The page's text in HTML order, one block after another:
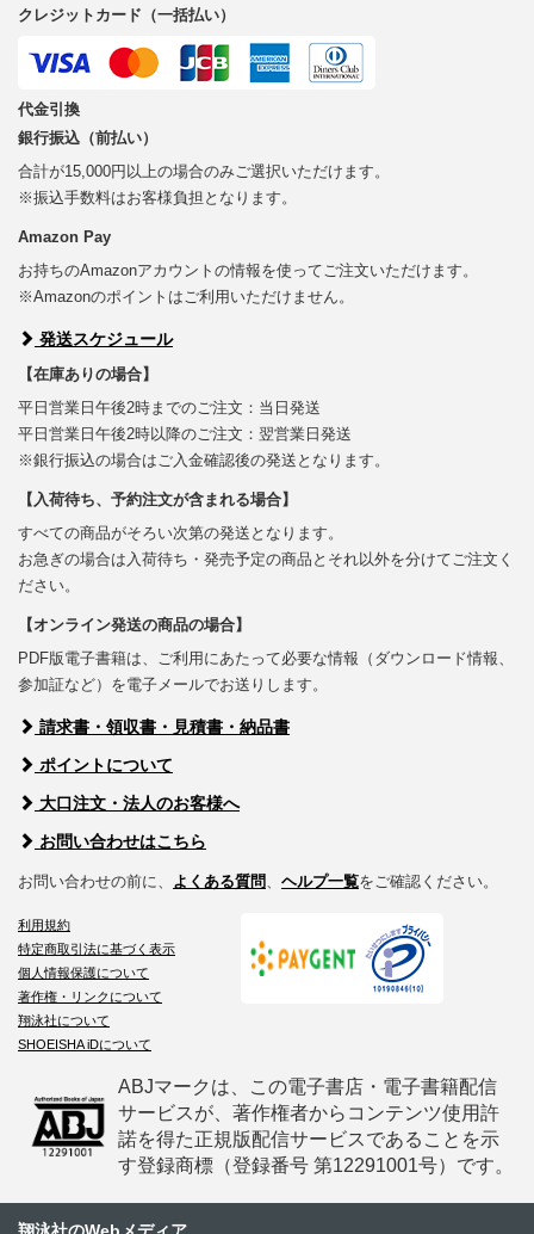
クレジットカード（一括払い）
代金引換
銀行振込（前払い）
合計が15,000円以上の場合のみご選択いただけます。
※振込手数料はお客様負担となります。
Amazon Pay
お持ちのAmazonアカウントの情報を使ってご注文いただけます。
※Amazonのポイントはご利用いただけません。
発送スケジュール
【在庫ありの場合】
平日営業日午後2時までのご注文：当日発送
平日営業日午後2時以降のご注文：翌営業日発送
※銀行振込の場合はご入金確認後の発送となります。
【入荷待ち、予約注文が含まれる場合】
すべての商品がそろい次第の発送となります。
お急ぎの場合は入荷待ち・発売予定の商品とそれ以外を分けてご注文く
ださい。
【オンライン発送の商品の場合】
PDF版電子書籍は、ご利用にあたって必要な情報（ダウンロード情報、
参加証など）を電子メールでお送りします。
請求書・領収書・見積書・納品書
ポイントについて
大口注文・法人のお客様へ
お問い合わせはこちら
お問い合わせの前に、 よくある質問、 ヘルプ一覧をご確認ください。
利用規約
特定商取引法に基づく表示
個人情報保護について
著作権・リンクについて
翔泳社について
SHOEISHA iDについて
ABJマークは、この電子書店・電子書籍配信
サービスが、著作権者からコンテンツ使用許
諾を得た正規版配信サービスであることを示
す登録商標（登録番号 第12291001号）です。